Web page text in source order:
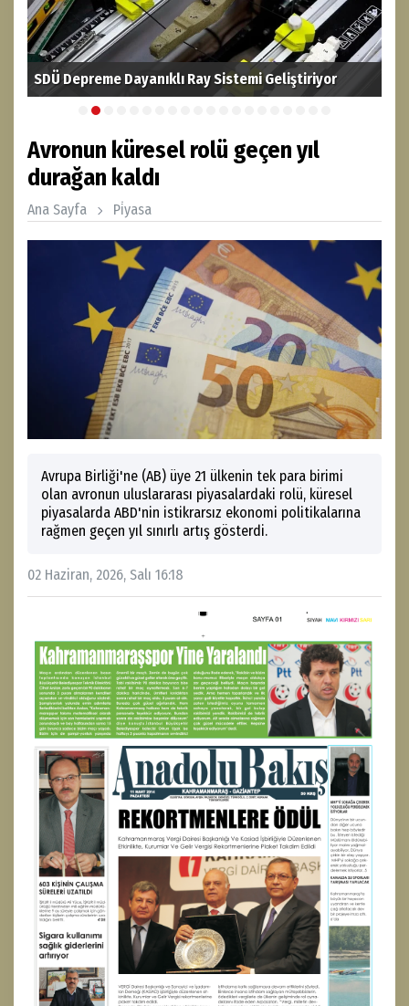
SDÜ Depreme Dayanıklı Ray Sistemi Geliştiriyor
Avronun küresel rolü geçen yıl
durağan kaldı
Ana Sayfa Pi̇yasa
Avrupa Birliği'ne (AB) üye 21 ülkenin tek para birimi
olan avronun uluslararası piyasalardaki rolü, küresel
piyasalarda ABD'nin istikrarsız ekonomi politikalarına
rağmen geçen yıl sınırlı artış gösterdi.
02 Haziran, 2026, Salı 16:18